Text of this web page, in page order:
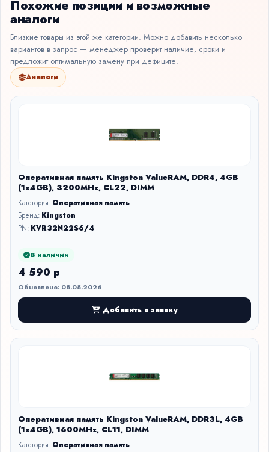
Похожие позиции и возможные
аналоги
Близкие товары из этой же категории. Можно добавить несколько
вариантов в запрос — менеджер проверит наличие, сроки и
предложит оптимальную замену при дефиците.
Аналоги
Оперативная память Kingston ValueRAM, DDR4, 4GB
(1x4GB), 3200MHz, CL22, DIMM
Категория: Оперативная память
Бренд: Kingston
PN: KVR32N22S6/4
В наличии
4 590 р
Обновлено: 08.08.2026
Добавить в заявку
Оперативная память Kingston ValueRAM, DDR3L, 4GB
(1x4GB), 1600MHz, CL11, DIMM
Категория: Оперативная память